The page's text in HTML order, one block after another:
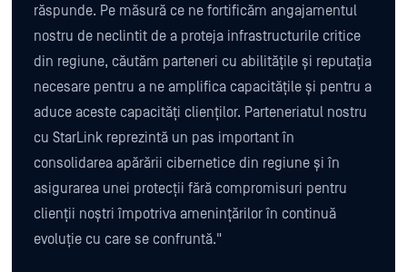
răspunde. Pe măsură ce ne fortificăm angajamentul
nostru de neclintit de a proteja infrastructurile critice
din regiune, căutăm parteneri cu abilitățile și reputația
necesare pentru a ne amplifica capacitățile și pentru a
aduce aceste capacități clienților. Parteneriatul nostru
cu StarLink reprezintă un pas important în
consolidarea apărării cibernetice din regiune și în
asigurarea unei protecții fără compromisuri pentru
clienții noștri împotriva amenințărilor în continuă
evoluție cu care se confruntă."